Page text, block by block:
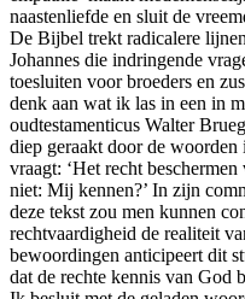
naastenliefde en sluit de
De Bijbel trekt radicalere
Johannes die indringende
toesluiten voor broeders en
denk aan wat ik las in een in
oudtestamenticus Walter
diep geraakt door de
vraagt: ‘Het recht
niet: Mij kennen?’ In zijn
deze tekst zou men kunnen
rechtvaardigheid de realiteit
bewoordingen anticipeert dit
dat de rechte kennis van God